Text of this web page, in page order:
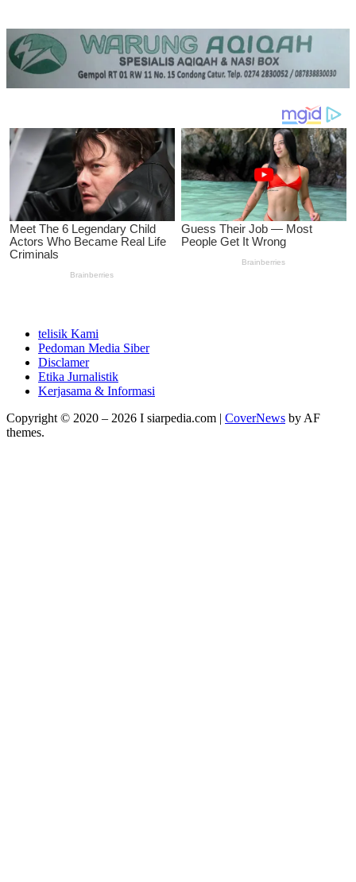
telisik Kami
Pedoman Media Siber
Disclamer
Etika Jurnalistik
Kerjasama & Informasi
Copyright © 2020 – 2026 I siarpedia.com | CoverNews by AF
themes.